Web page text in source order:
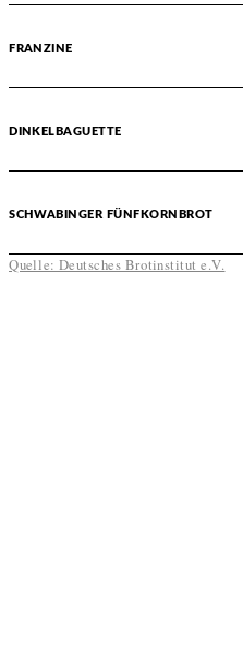
FRANZINE
DINKELBAGUETTE
SCHWABINGER FÜNFKORNBROT
Quelle: Deutsches Brotinstitut e.V.